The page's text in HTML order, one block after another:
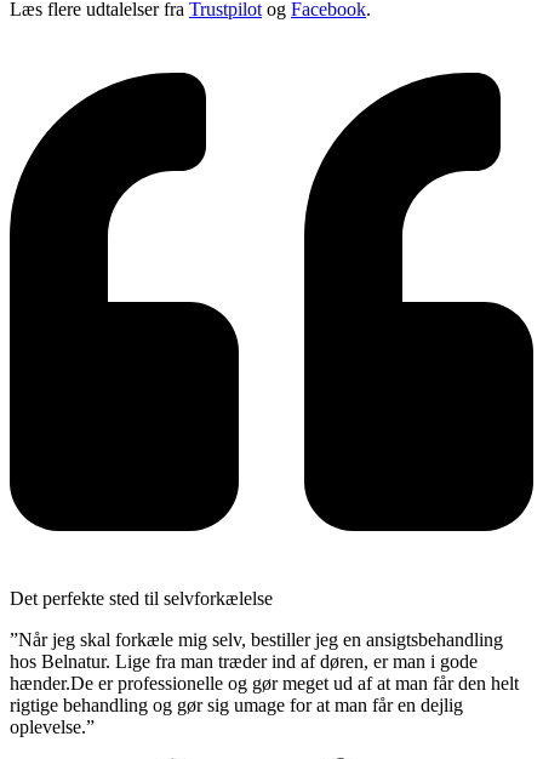
Læs flere udtalelser fra Trustpilot og Facebook.
Det perfekte sted til selvforkælelse
”Når jeg skal forkæle mig selv, bestiller jeg en ansigtsbehandling
hos Belnatur. Lige fra man træder ind af døren, er man i gode
hænder.De er professionelle og gør meget ud af at man får den helt
rigtige behandling og gør sig umage for at man får en dejlig
oplevelse.”